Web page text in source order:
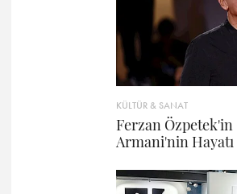
KÜLTÜR & SANAT
Ferzan
Armani'nin